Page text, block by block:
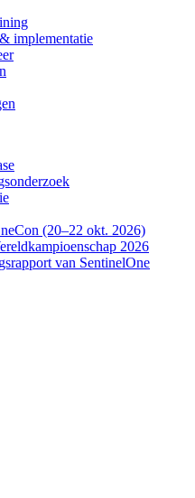
implementatie
(20–22 okt. 2026)
2026
van SentinelOne